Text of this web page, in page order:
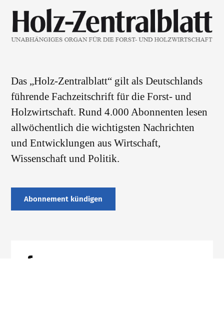
Das „Holz-Zentralblatt“ gilt als Deutschlands
führende Fachzeitschrift für die Forst- und
Holzwirtschaft. Rund 4.000 Abonnenten lesen
allwöchentlich die wichtigsten Nachrichten
und Entwicklungen aus Wirtschaft,
Wissenschaft und Politik.
Abonnement kündigen